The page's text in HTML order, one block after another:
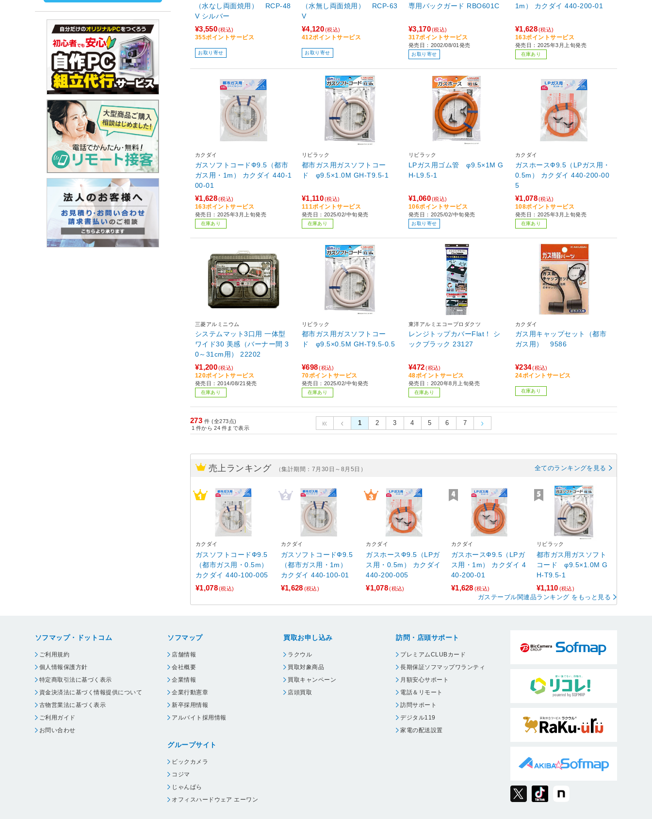
（水なし両面焼用） RCP-48
V シルバー
¥3,550(税込)
355ポイントサービス
お取り寄せ
（水無し両面焼用） RCP-63
V
¥4,120(税込)
412ポイントサービス
お取り寄せ
専用バックガード RBO601C
¥3,170(税込)
317ポイントサービス
発売日：2002/08/01発売
お取り寄せ
1m） カクダイ 440-200-01
¥1,628(税込)
163ポイントサービス
発売日：2025年3月上旬発売
在庫あり
カクダイ
ガスソフトコードФ9.5（都市
ガス用・1m） カクダイ 440-1
00-01
¥1,628(税込)
163ポイントサービス
発売日：2025年3月上旬発売
在庫あり
リビラック
都市ガス用ガスソフトコー
ド φ9.5×1.0M GH-T9.5-1
¥1,110(税込)
111ポイントサービス
発売日：2025/02/中旬発売
在庫あり
リビラック
LPガス用ゴム管 φ9.5×1M G
H-L9.5-1
¥1,060(税込)
106ポイントサービス
発売日：2025/02/中旬発売
お取り寄せ
カクダイ
ガスホースФ9.5（LPガス用・
0.5m） カクダイ 440-200-00
5
¥1,078(税込)
108ポイントサービス
発売日：2025年3月上旬発売
在庫あり
三菱アルミニウム
システムマット3口用 一体型
ワイド30 美感（バーナー間 3
0～31cm用） 22202
¥1,200(税込)
120ポイントサービス
発売日：2014/08/21発売
在庫あり
リビラック
都市ガス用ガスソフトコー
ド φ9.5×0.5M GH-T9.5-0.5
¥698 (税込)
70ポイントサービス
発売日：2025/02/中旬発売
在庫あり
東洋アルミエコープロダクツ
レンジトップカバーFlat！ シ
ックブラック 23127
¥472 (税込)
48ポイントサービス
発売日：2020年8月上旬発売
在庫あり
カクダイ
ガス用キャップセット（都市
ガス用） 9586
¥234(税込)
24ポイントサービス
在庫あり
273 件 (全273点)
1 件から 24 件まで表示
1 2 3 4 5 6 7
売上ランキング （集計期間：7月30日～8月5日） 全てのランキングを見る
カクダイ
ガスソフトコードФ9.5
（都市ガス用・0.5m）
カクダイ 440-100-005
¥1,078(税込)
カクダイ
ガスソフトコードФ9.5
（都市ガス用・1m）
カクダイ 440-100-01
¥1,628 (税込)
カクダイ
ガスホースФ9.5（LPガ
ス用・0.5m） カクダイ
440-200-005
¥1,078(税込)
カクダイ
ガスホースФ9.5（LPガ
ス用・1m） カクダイ 4
40-200-01
¥1,628 (税込)
リビラック
都市ガス用ガスソフト
コード φ9.5×1.0M G
H-T9.5-1
¥1,110 (税込)
ガステーブル関連品ランキング をもっと見る
ソフマップ・ドットコム
ご利用規約
個人情報保護方針
特定商取引法に基づく表示
資金決済法に基づく情報提供について
古物営業法に基づく表示
ご利用ガイド
お問い合わせ
ソフマップ
店舗情報
会社概要
企業情報
企業行動憲章
新卒採用情報
アルバイト採用情報
グループサイト
ビックカメラ
コジマ
じゃんぱら
オフィスハードウェア エーワン
買取お申し込み
ラクウル
買取対象商品
買取キャンペーン
店頭買取
訪問・店頭サポート
プレミアムCLUBカード
長期保証ソフマップワランティ
月額安心サポート
電話＆リモート
訪問サポート
デジタル119
家電の配送設置